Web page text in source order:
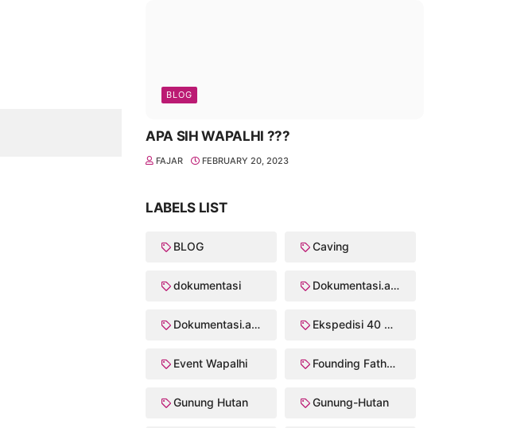
BLOG
APA SIH WAPALHI ???
FAJAR FEBRUARY 20, 2023
LABELS LIST
BLOG Caving
dokumentasi Dokumentasi.anggota
Dokumentasi.anggota Crk/2003 Ekspedisi 40 Puncak Wapalhi
Event Wapalhi Founding Father Walhi/Wapalhi
Gunung Hutan Gunung-Hutan